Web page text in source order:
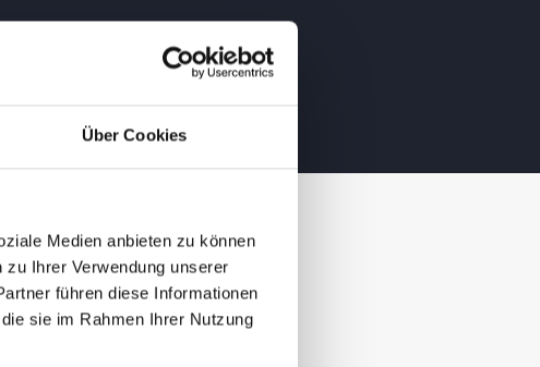
Über Cookies
Medien anbieten zu können
Ihrer Verwendung unserer
führen diese Informationen
sie im Rahmen Ihrer Nutzung